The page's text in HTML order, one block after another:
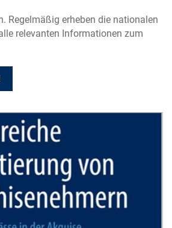
Regelmäßig erheben die nationalen
relevanten Informationen zum